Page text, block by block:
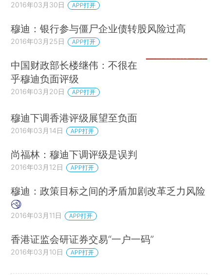
2016年03月30日 APP打开
穆迪：银行参与僵尸企业债转股风险过高
2016年03月25日 APP打开
中国财政部长楼继伟：不很在
乎穆迪负面评级
2016年03月20日 APP打开
穆迪下调香港评级展望至负面
2016年03月14日 APP打开
尚福林：穆迪下调评级是误判
2016年03月12日 APP打开
穆迪：政策目标之间的矛盾加剧改革乏力风险
2016年03月11日 APP打开
香港证监会研证券交易“一户一码”
2016年03月10日 APP打开